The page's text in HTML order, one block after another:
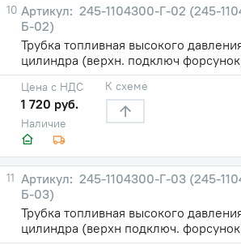
10
245-1104300-Г-02 (245-
Б-02)
Трубка топливная высокого
цилиндра (верхн. подключ
Наличие
Цена с НДС
1 720 руб.
К схеме
11
245-1104300-Г-03 (245-
Б-03)
Трубка топливная высокого
цилиндра (верхн подключ.